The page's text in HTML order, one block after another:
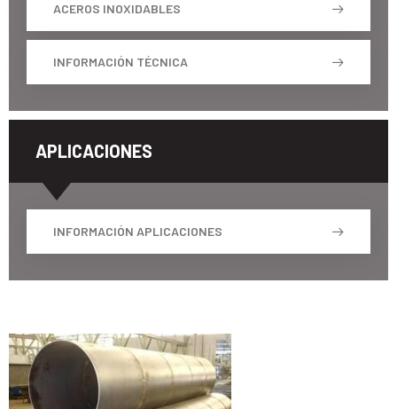
ACEROS INOXIDABLES
INFORMACIÓN TÉCNICA
APLICACIONES
INFORMACIÓN APLICACIONES